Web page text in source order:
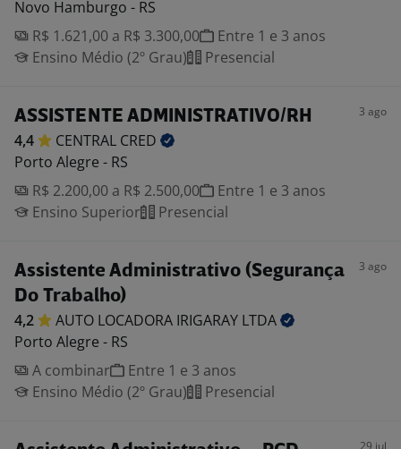
Novo Hamburgo - RS
R$ 1.621,00 a R$ 3.300,00
Entre 1 e 3 anos
Ensino Médio (2º Grau)
Presencial
ASSISTENTE ADMINISTRATIVO/RH 3 ago
4,4 CENTRAL CRED
Porto Alegre - RS
R$ 2.200,00 a R$ 2.500,00
Entre 1 e 3 anos
Ensino Superior
Presencial
Assistente Administrativo (Segurança
Do Trabalho)
3 ago
4,2 AUTO LOCADORA IRIGARAY LTDA
Porto Alegre - RS
A combinar
Entre 1 e 3 anos
Ensino Médio (2º Grau)
Presencial
29 jul